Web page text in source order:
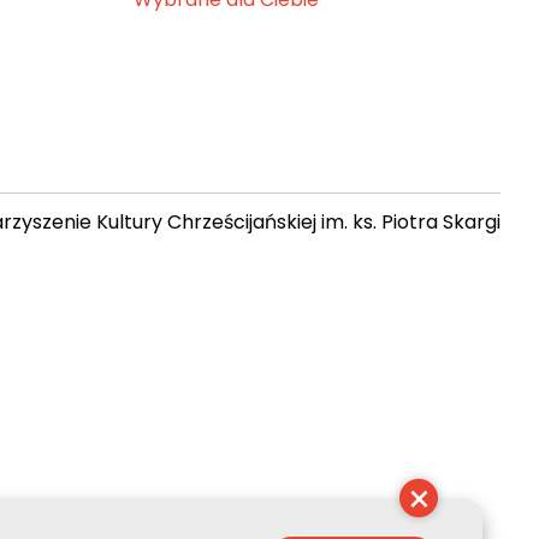
Kultury Chrześcijańskiej im. ks. Piotra Skargi
×